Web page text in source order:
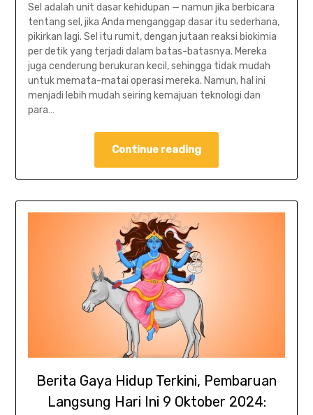
Sel adalah unit dasar kehidupan — namun jika berbicara
tentang sel, jika Anda menganggap dasar itu sederhana,
pikirkan lagi. Sel itu rumit, dengan jutaan reaksi biokimia
per detik yang terjadi dalam batas-batasnya. Mereka
juga cenderung berukuran kecil, sehingga tidak mudah
untuk memata-matai operasi mereka. Namun, hal ini
menjadi lebih mudah seiring kemajuan teknologi dan
para…
Continue reading
Berita Gaya Hidup Terkini, Pembaruan
Langsung Hari Ini 9 Oktober 2024: